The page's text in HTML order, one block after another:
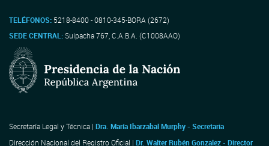
TELÉFONOS: 5218-8400 - 0810-345-BORA (2672)
SEDE CENTRAL:Suipacha 767, C.A.B.A. (C1008AAO)
Secretaría Legal y Técnica | Dra. María Ibarzabal Murphy - Secretaria
Dirección Nacional del Registro Oficial | Dr. Walter Rubén Gonzalez - Director